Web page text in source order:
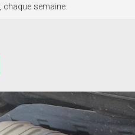
chaque semaine.